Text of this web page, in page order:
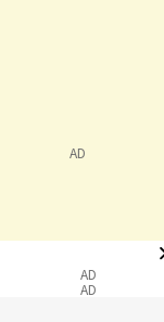
AD
AD
AD